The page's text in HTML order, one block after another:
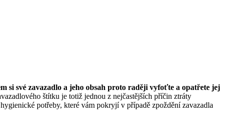
si své zavazadlo a jeho obsah proto raději vyfoťte a opatřete jej
štítku je totiž jednou z nejčastějších příčin ztráty
potřeby, které vám pokryjí v případě zpoždění zavazadla